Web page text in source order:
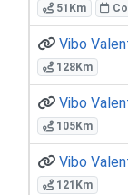
51Km
Vibo
128Km
Vibo
105Km
Vibo
121Km